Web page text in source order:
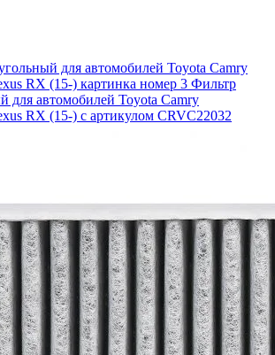
для автомобилей Toyota Camry
RX (15-) картинка номер 3 Фильтр
для автомобилей Toyota Camry
RX (15-) с артикулом CRVC22032